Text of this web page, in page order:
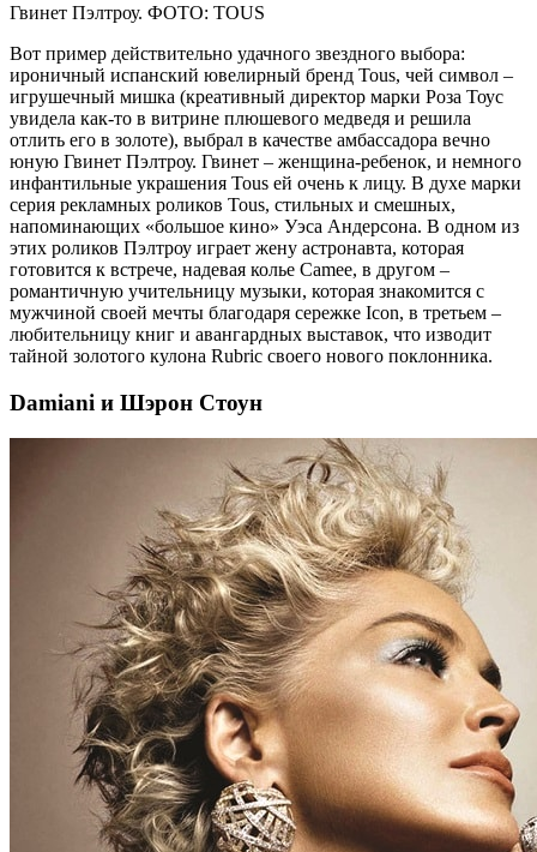
Гвинет Пэлтроу. ФОТО: TOUS
Вот пример действительно удачного звездного выбора:
ироничный испанский ювелирный бренд Tous, чей символ –
игрушечный мишка (креативный директор марки Роза Тоус
увидела как-то в витрине плюшевого медведя и решила
отлить его в золоте), выбрал в качестве амбассадора вечно
юную Гвинет Пэлтроу. Гвинет – женщина-ребенок, и немного
инфантильные украшения Tous ей очень к лицу. В духе марки
серия рекламных роликов Tous, стильных и смешных,
напоминающих «большое кино» Уэса Андерсона. В одном из
этих роликов Пэлтроу играет жену астронавта, которая
готовится к встрече, надевая колье Camee, в другом –
романтичную учительницу музыки, которая знакомится с
мужчиной своей мечты благодаря сережке Icon, в третьем –
любительницу книг и авангардных выставок, что изводит
тайной золотого кулона Rubric своего нового поклонника.
Damiani и Шэрон Стоун